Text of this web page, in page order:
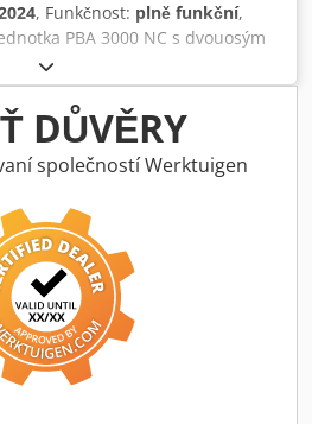
, Funkčnost: plně funkční,
PBA 3000 NC s dvouosým
Positip 8016 active pro
Optimum MH35V Rok výroby
výrobu otvorů v
a dalších dlouhých dílech
dráha osy x: 3000 mm,
délka podpěry: 5700 mm (díky
Max. hmotnost obrobku:
provedení): 3 ks mechanických
upínací šířka: 220 mm, Upínací
50 mm; Vrtací jednotka
data: Chodpfxox E Syto Ah Isa
výkon v S235JR: ø 32 mm
S235JR: ø 28 mm Režim řezání
DŮVĚRY
společností Werktuigen